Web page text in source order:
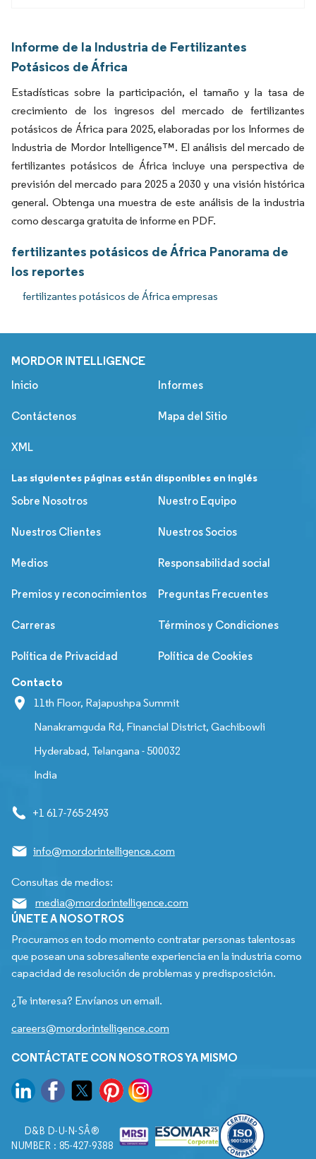
Informe de la Industria de Fertilizantes
Potásicos de África
Estadísticas sobre la participación, el tamaño y la tasa de
crecimiento de los ingresos del mercado de fertilizantes
potásicos de África para 2025, elaboradas por los Informes de
Industria de Mordor Intelligence™. El análisis del mercado de
fertilizantes potásicos de África incluye una perspectiva de
previsión del mercado para 2025 a 2030 y una visión histórica
general. Obtenga una muestra de este análisis de la industria
como descarga gratuita de informe en PDF.
fertilizantes potásicos de África Panorama de
los reportes
fertilizantes potásicos de África empresas
MORDOR INTELLIGENCE
Inicio Informes
Contáctenos Mapa del Sitio
XML
Las siguientes páginas están disponibles en inglés
Sobre Nosotros
Nuestro Equipo
Nuestros Clientes Nuestros Socios
Medios Responsabilidad social
Premios y reconocimientos Preguntas Frecuentes
Carreras Términos y Condiciones
Política de Privacidad Política de Cookies
Contacto
11th Floor, Rajapushpa Summit
Nanakramguda Rd, Financial District, Gachibowli
Hyderabad, Telangana - 500032
India
+1 617-765-2493
info@mordorintelligence.com
Consultas de medios:
media@mordorintelligence.com
ÚNETE A NOSOTROS
Procuramos en todo momento contratar personas talentosas
que posean una sobresaliente experiencia en la industria como
capacidad de resolución de problemas y predisposición.
¿Te interesa? Envíanos un email.
careers@mordorintelligence.com
CONTÁCTATE CON NOSOTROS YA MISMO
D&B D-U-N-SÂ®
NUMBER : 85-427-9388